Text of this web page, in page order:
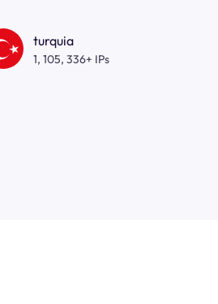
turquia
1, 105, 336+ IPs